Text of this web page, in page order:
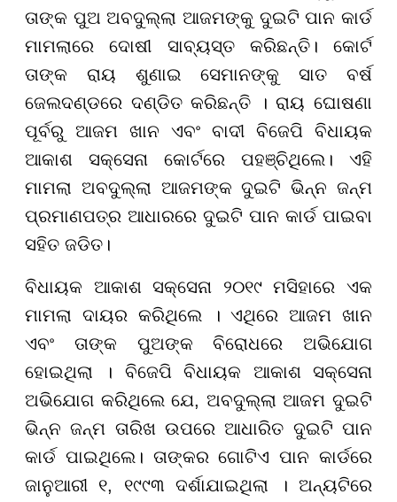
ତାଙ୍କ ପୁଅ ଅବଦୁଲ୍ଲା ଆଜମଙ୍କୁ ଦୁଇଟି ପାନ କାର୍ଡ
ମାମଲାରେ ଦୋଷୀ ସାବ୍ୟସ୍ତ କରିଛନ୍ତି। କୋର୍ଟ
ତାଙ୍କ ରାୟ ଶୁଣାଇ ସେମାନଙ୍କୁ ସାତ ବର୍ଷ
ଜେଲଦଣ୍ଡରେ ଦଣ୍ଡିତ କରିଛନ୍ତି । ରାୟ ଘୋଷଣା
ପୂର୍ବରୁ ଆଜମ ଖାନ ଏବଂ ବାଦୀ ବିଜେପି ବିଧାୟକ
ଆକାଶ ସକ୍ସେନା କୋର୍ଟରେ ପହଞ୍ଚିଥିଲେ। ଏହି
ମାମଲା ଅବଦୁଲ୍ଲା ଆଜମଙ୍କ ଦୁଇଟି ଭିନ୍ନ ଜନ୍ମ
ପ୍ରମାଣପତ୍ର ଆଧାରରେ ଦୁଇଟି ପାନ କାର୍ଡ ପାଇବା
ସହିତ ଜଡିତ।
ବିଧାୟକ ଆକାଶ ସକ୍ସେନା ୨୦୧୯ ମସିହାରେ ଏକ
ମାମଲା ଦାୟର କରିଥିଲେ । ଏଥିରେ ଆଜମ ଖାନ
ଏବଂ ତାଙ୍କ ପୁଅଙ୍କ ବିରୋଧରେ ଅଭିଯୋଗ
ହୋଇଥିଲା । ବିଜେପି ବିଧାୟକ ଆକାଶ ସକ୍ସେନା
ଅଭିଯୋଗ କରିଥିଲେ ଯେ, ଅବଦୁଲ୍ଲା ଆଜମ ଦୁଇଟି
ଭିନ୍ନ ଜନ୍ମ ତାରିଖ ଉପରେ ଆଧାରିତ ଦୁଇଟି ପାନ
କାର୍ଡ ପାଇଥିଲେ। ତାଙ୍କର ଗୋଟିଏ ପାନ କାର୍ଡରେ
ଜାନୁଆରୀ ୧, ୧୯୯୩ ଦର୍ଶାଯାଇଥିଲା । ଅନ୍ୟଟିରେ